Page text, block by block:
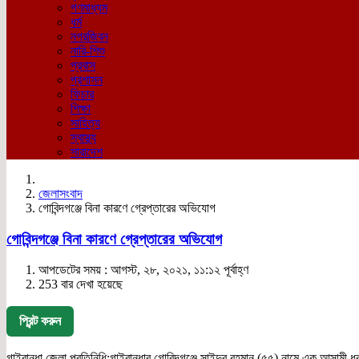
গণমাধ্যম
ধর্ম
নগরজিবন
নারি-শিশু
প্রবাস
প্রশাসন
ফিচার
শিক্ষা
সাহিত্য
স্বাস্থ্য
সারাদেশ
জেলাসংবাদ
গোবিন্দগঞ্জে বিনা কারণে গ্রেপ্তারের অভিযোগ
গোবিন্দগঞ্জে বিনা কারণে গ্রেপ্তারের অভিযোগ
আপডেটের সময় : আগস্ট, ২৮, ২০২১, ১১:১২ পূর্বাহ্ণ
253 বার দেখা হয়েছে
প্রিন্ট করুন